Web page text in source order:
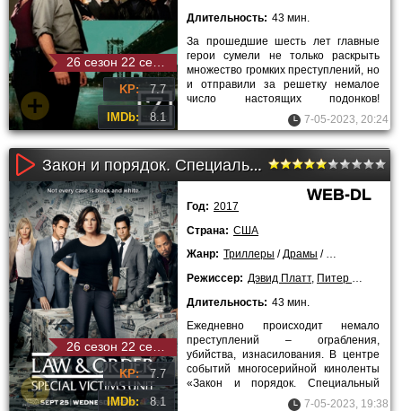
KP: 7.7
IMDb: 8.1
Длительность: 43 мин.
За прошедшие шесть лет главные
герои сумели не только раскрыть
множество громких преступлений, но
и отправили за решетку немалое
число настоящих подонков!
«Целевой аудиторией» сотрудников
7-05-2023, 20:24
Закон и порядок. Специальный корпус (19 сезон)
KP: 7.7
IMDb: 8.1
WEB-DL
Год: 2017
Страна: США
Жанр: Триллеры /Драмы / Криминальные
Режиссер: Дэвид Платт, Питер Лето
Длительность: 43 мин.
Ежедневно происходит немало
преступлений – ограбления,
убийства, изнасилования. В центре
событий многосерийной киноленты
«Закон и порядок. Специальный
корпус» находятся рабочие будни
7-05-2023, 19:38